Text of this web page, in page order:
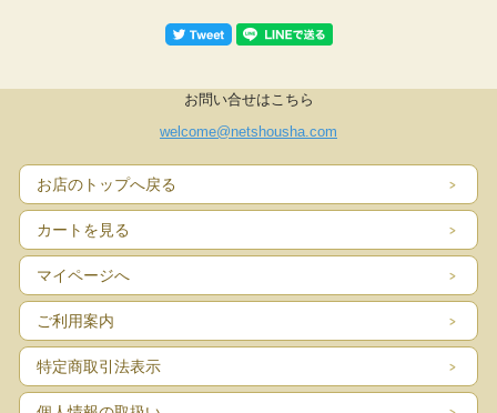
お問い合せはこちら
welcome@netshousha.com
お店のトップへ戻る
カートを見る
マイページへ
ご利用案内
特定商取引法表示